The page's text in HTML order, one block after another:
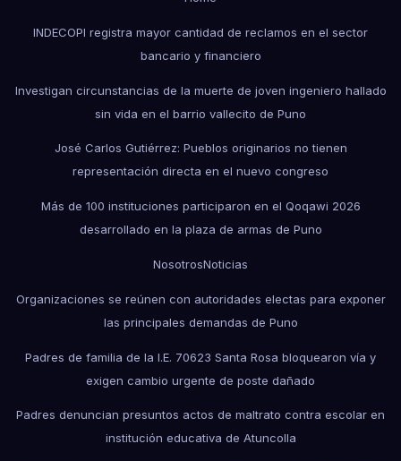
INDECOPI registra mayor cantidad de reclamos en el sector
bancario y financiero
Investigan circunstancias de la muerte de joven ingeniero hallado
sin vida en el barrio vallecito de Puno
José Carlos Gutiérrez: Pueblos originarios no tienen
representación directa en el nuevo congreso
Más de 100 instituciones participaron en el Qoqawi 2026
desarrollado en la plaza de armas de Puno
NosotrosNoticias
Organizaciones se reúnen con autoridades electas para exponer
las principales demandas de Puno
Padres de familia de la I.E. 70623 Santa Rosa bloquearon vía y
exigen cambio urgente de poste dañado
Padres denuncian presuntos actos de maltrato contra escolar en
institución educativa de Atuncolla